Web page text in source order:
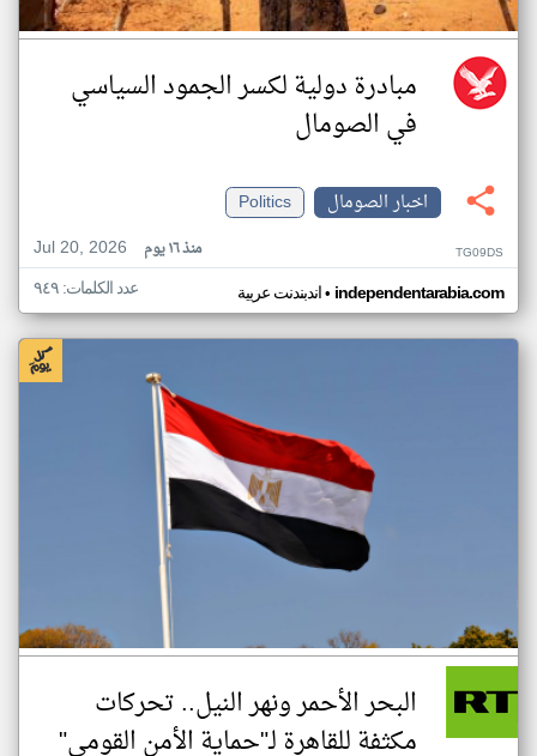
مبادرة دولية لكسر الجمود السياسي
في الصومال
اخبار الصومال
Politics
Jul 20, 2026
منذ ١٦ يوم TG09DS
اندبندنت عربية• independentarabia.com عدد الكلمات: ٩٤٩
البحر الأحمر ونهر النيل.. تحركات
مكثفة للقاهرة لـ"حماية الأمن القومي"